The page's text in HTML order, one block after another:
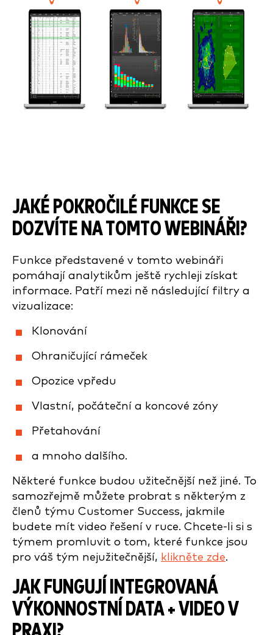
JAKÉ POKROČILÉ FUNKCE SE
DOZVÍTE NA TOMTO WEBINÁŘI?
Funkce představené v tomto webináři
pomáhají analytikům ještě rychleji získat
informace. Patří mezi ně následující filtry a
vizualizace:
Klonování
Ohraničující rámeček
Opozice vpředu
Vlastní, počáteční a koncové zóny
Přetahování
a mnoho dalšího.
Některé funkce budou užitečnější než jiné. To
samozřejmě můžete probrat s některým z
členů týmu Customer Success, jakmile
budete mít video řešení v ruce. Chcete-li si s
týmem promluvit o tom, které funkce jsou
pro váš tým nejužitečnější, klikněte zde.
JAK FUNGUJÍ INTEGROVANÁ
VÝKONNOSTNÍ DATA + VIDEO V